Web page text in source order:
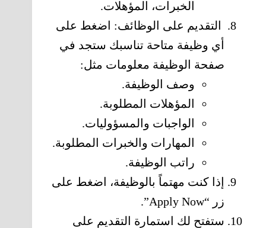
الخبرات، المؤهلات.
التقديم على الوظائف: اضغط على
أي وظيفة متاحة تناسبك ستجد في
صفحة الوظيفة معلومات مثل:
وصف الوظيفة.
المؤهلات المطلوبة.
الواجبات والمسؤوليات.
المهارات والخبرات المطلوبة.
راتب الوظيفة.
إذا كنت مهتماً بالوظيفة، اضغط على
زر “Apply Now”.
ستفتح لك استمارة التقديم على